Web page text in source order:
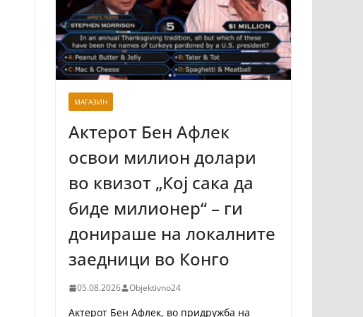
МАГАЗИН
Актерот Бен Афлек
освои милион долари
во квизот „Кој сака да
биде милионер“ – ги
донираше на локалните
заедници во Конго
05.08.2026 Objektivno24
Актерот Бен Афлек, во придружба на